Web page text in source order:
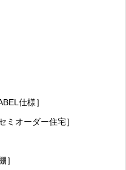
仕様］
ミオーダー住宅］
］